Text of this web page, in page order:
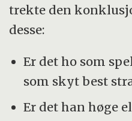
trekte den
desse:
Er det ho som
som skyt best
Er det han høge